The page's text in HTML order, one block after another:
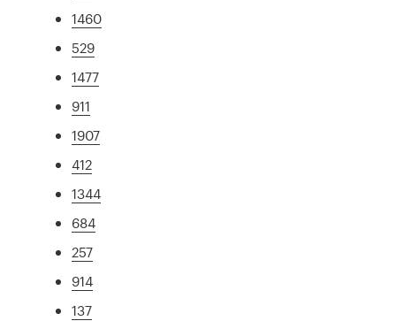
1460
529
1477
911
1907
412
1344
684
257
914
137